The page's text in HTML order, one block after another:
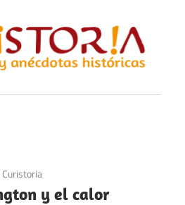
Curistoria
y el calor